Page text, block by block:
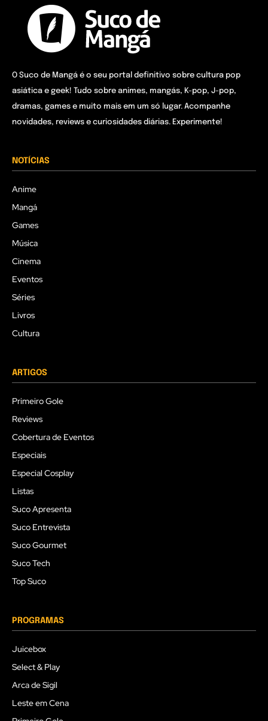
O Suco de Mangá é o seu portal definitivo sobre cultura pop
asiática e geek! Tudo sobre animes, mangás, K-pop, J-pop,
dramas, games e muito mais em um só lugar. Acompanhe
novidades, reviews e curiosidades diárias. Experimente!
NOTÍCIAS
Anime
Mangá
Games
Música
Cinema
Eventos
Séries
Livros
Cultura
ARTIGOS
Primeiro Gole
Reviews
Cobertura de Eventos
Especiais
Especial Cosplay
Listas
Suco Apresenta
Suco Entrevista
Suco Gourmet
Suco Tech
Top Suco
PROGRAMAS
Juicebox
Select & Play
Arca de Sigil
Leste em Cena